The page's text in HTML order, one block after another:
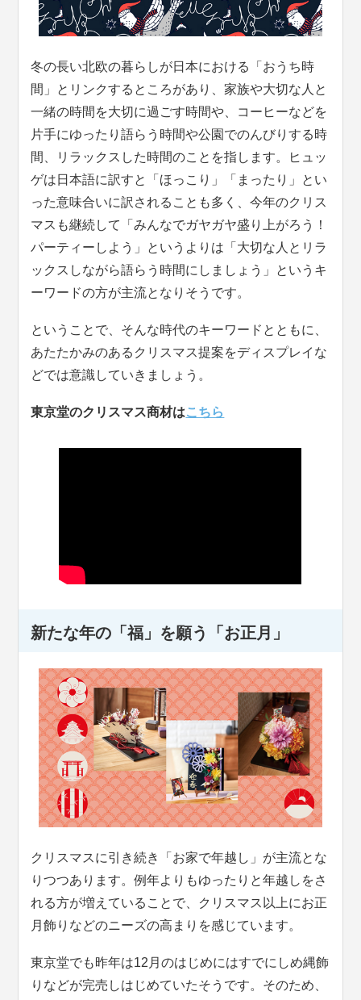
冬の長い北欧の暮らしが日本における「おうち時
間」とリンクするところがあり、家族や大切な人と
一緒の時間を大切に過ごす時間や、コーヒーなどを
片手にゆったり語らう時間や公園でのんびりする時
間、リラックスした時間のことを指します。ヒュッ
ゲは日本語に訳すと「ほっこり」「まったり」とい
った意味合いに訳されることも多く、今年のクリス
マスも継続して「みんなでガヤガヤ盛り上がろう！
パーティーしよう」というよりは「大切な人とリラ
ックスしながら語らう時間にしましょう」というキ
ーワードの方が主流となりそうです。
ということで、そんな時代のキーワードとともに、
あたたかみのあるクリスマス提案をディスプレイな
どでは意識していきましょう。
東京堂のクリスマス商材はこちら
新たな年の「福」を願う「お正月」
クリスマスに引き続き「お家で年越し」が主流とな
りつつあります。例年よりもゆったりと年越しをさ
れる方が増えていることで、クリスマス以上にお正
月飾りなどのニーズの高まりを感じています。
東京堂でも昨年は12月のはじめにはすでにしめ縄飾
りなどが完売しはじめていたそうです。そのため、